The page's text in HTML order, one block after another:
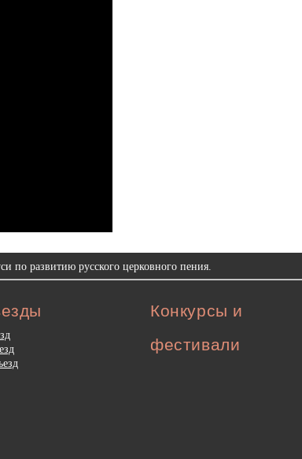
по развитию русского церковного пения.
Конкурсы и
фестивали